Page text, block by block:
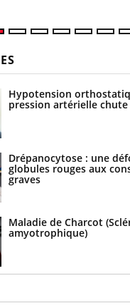
Hypotension
pression artérielle
Drépanocytose : une
globules rouges aux
graves
Maladie de Charcot
amyotrophique)